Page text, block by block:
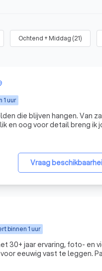
Ochtend + Middag (21)
1 uur
die blijven hangen. Van
en oog voor detail breng ik
Vraag
binnen 1 uur
30+ jaar ervaring, foto- en
eeuwig vast te leggen.